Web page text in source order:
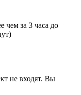
чем за 3 часа до
не входят. Вы